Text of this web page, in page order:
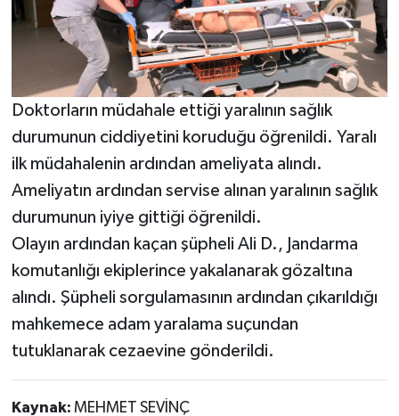
Doktorların müdahale ettiği yaralının sağlık
durumunun ciddiyetini koruduğu öğrenildi. Yaralı
ilk müdahalenin ardından ameliyata alındı.
Ameliyatın ardından servise alınan yaralının sağlık
durumunun iyiye gittiği öğrenildi.
Olayın ardından kaçan şüpheli Ali D., Jandarma
komutanlığı ekiplerince yakalanarak gözaltına
alındı. Şüpheli sorgulamasının ardından çıkarıldığı
mahkemece adam yaralama suçundan
tutuklanarak cezaevine gönderildi.
Kaynak: MEHMET SEVİNÇ